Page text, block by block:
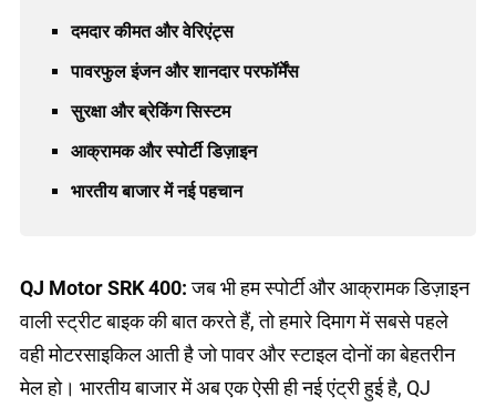
दमदार कीमत और वेरिएंट्स
पावरफुल इंजन और शानदार परफॉर्मेंस
सुरक्षा और ब्रेकिंग सिस्टम
आक्रामक और स्पोर्टी डिज़ाइन
भारतीय बाजार में नई पहचान
QJ Motor SRK 400:जब भी हम स्पोर्टी और आक्रामक डिज़ाइन
वाली स्ट्रीट बाइक की बात करते हैं, तो हमारे दिमाग में सबसे पहले
वही मोटरसाइकिल आती है जो पावर और स्टाइल दोनों का बेहतरीन
मेल हो। भारतीय बाजार में अब एक ऐसी ही नई एंट्री हुई है, QJ